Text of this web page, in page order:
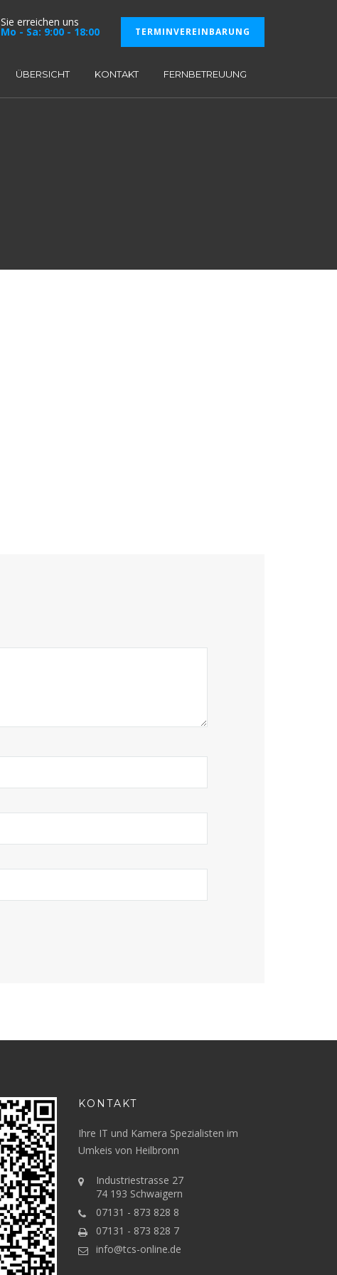
Sie erreichen uns
Mo - Sa: 9:00 - 18:00 TERMINVEREINBARUNG
ÜBERSICHT KONTAKT FERNBETREUUNG
KONTAKT
Ihre IT und Kamera Spezialisten im
Umkeis von Heilbronn
Industriestrasse 27
74 193 Schwaigern
07131 - 873 828 8
07131 - 873 828 7
info@tcs-online.de